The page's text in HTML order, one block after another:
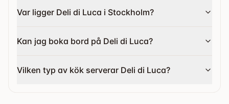
Var ligger Deli di Luca i Stockholm?
Kan jag boka bord på Deli di Luca?
Vilken typ av kök serverar Deli di Luca?